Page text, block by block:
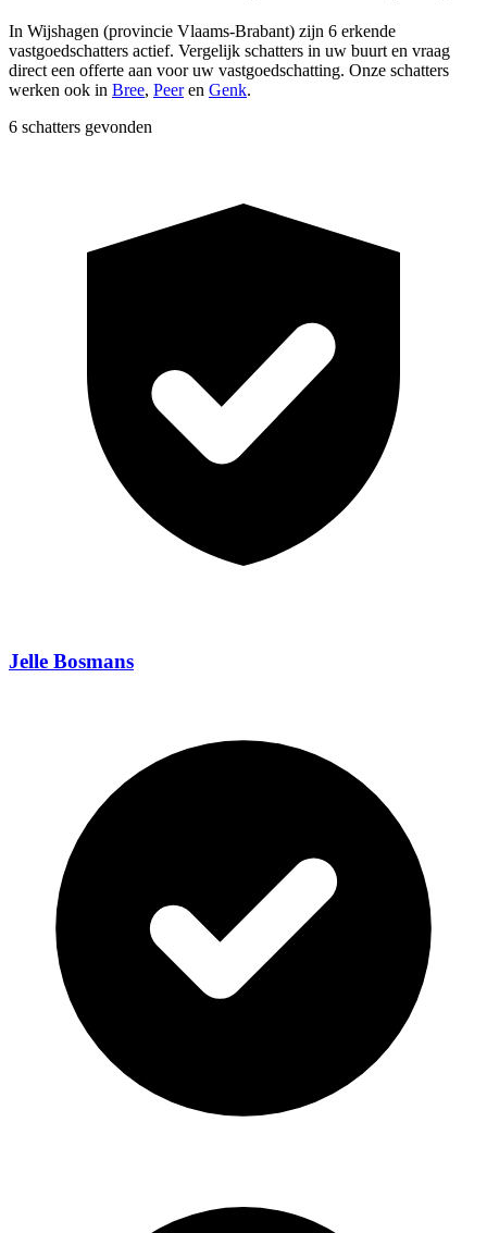
In Wijshagen (provincie Vlaams-Brabant) zijn 6 erkende
vastgoedschatters actief. Vergelijk schatters in uw buurt en vraag
direct een offerte aan voor uw vastgoedschatting. Onze schatters
werken ook in Bree, Peeren Genk.
6 schatters gevonden
Jelle Bosmans